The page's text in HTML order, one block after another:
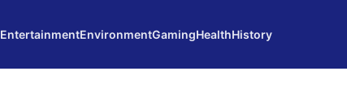
EntertainmentEnvironmentGamingHealthHistory